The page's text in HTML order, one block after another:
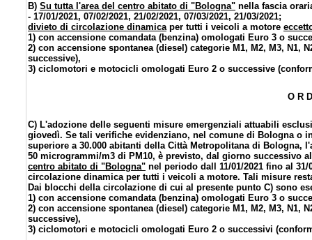
B) Su tutta l'area del centro abitato di "Bologna" nella fascia
- 17/01/2021, 07/02/2021, 21/02/2021, 07/03/2021, 21/03/2021;
divieto di circolazione dinamicaper tutti i veicoli a motore
1) con accensione comandata (benzina) omologati Euro 3 o
2) con accensione spontanea (diesel) categorie M1, M2, M3, N1,
successive),
3) ciclomotori e motocicli omologati Euro 2 o successive
O R
C) L'adozione delle seguenti misure emergenziali attuabili
giovedì. Se tali verifiche evidenziano, nel comune di Bologna o
superiore a 30.000 abitanti della Città Metropolitana di
50 microgrammi/m3 di PM10, è previsto, dal giorno successivo
centro abitato di "Bologna" nel periodo dall 11/01/2021 fino al
circolazione dinamica per tutti i veicoli a motore. Tali misure
Dai blocchi della circolazione di cui al presente punto C) sono
1) con accensione comandata (benzina) omologati Euro 3 o
2) con accensione spontanea (diesel) categorie M1, M2, M3, N1,
successive),
3) ciclomotori e motocicli omologati Euro 2 o successivi